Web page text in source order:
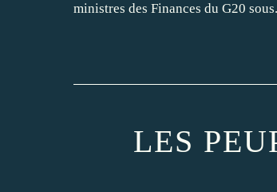
ministres des Finances du G20
LES